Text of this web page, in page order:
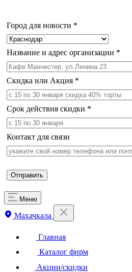
Город для новости *
Название и адрес организации *
Скидка или Акция *
Срок действия скидки *
Контакт для связи
Меню
Махачкала
Главная
Каталог фирм
Акции/скидки